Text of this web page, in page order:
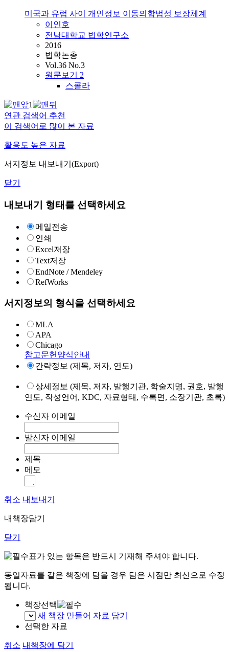
미국과 유럽 사이 개인정보 이동의합법성 보장체계
이인호
전남대학교 법학연구소
2016
법학논총
Vol.36 No.3
원문보기 2
스콜라
1
연관 검색어 추천
이 검색어로 많이 본 자료
활용도 높은 자료
서지정보 내보내기(Export)
닫기
내보내기 형태를 선택하세요
메일전송
인쇄
Excel저장
Text저장
EndNote / Mendeley
RefWorks
서지정보의 형식을 선택하세요
MLA
APA
Chicago
참고문헌양식안내
간략정보 (제목, 저자, 연도)
상세정보 (제목, 저자, 발행기관, 학술지명, 권호, 발행
연도, 작성언어, KDC, 자료형태, 수록면, 소장기관, 초록)
수신자 이메일
발신자 이메일
제목
메모
취소 내보내기
내책장담기
닫기
표가 있는 항목은 반드시 기재해 주셔야 합니다.
동일자료를 같은 책장에 담을 경우 담은 시점만 최신으로 수정
됩니다.
책장선택
새 책장 만들어 자료 담기
선택한 자료
취소 내책장에 담기